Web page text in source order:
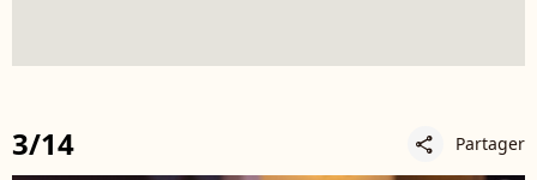
3/14 share Partager